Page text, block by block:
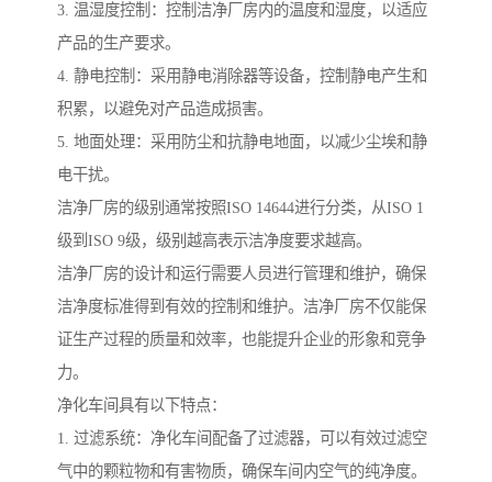
3. 温湿度控制：控制洁净厂房内的温度和湿度，以适应
产品的生产要求。
4. 静电控制：采用静电消除器等设备，控制静电产生和
积累，以避免对产品造成损害。
5. 地面处理：采用防尘和抗静电地面，以减少尘埃和静
电干扰。
洁净厂房的级别通常按照ISO 14644进行分类，从ISO 1
级到ISO 9级，级别越高表示洁净度要求越高。
洁净厂房的设计和运行需要人员进行管理和维护，确保
洁净度标准得到有效的控制和维护。洁净厂房不仅能保
证生产过程的质量和效率，也能提升企业的形象和竞争
力。
净化车间具有以下特点：
1. 过滤系统：净化车间配备了过滤器，可以有效过滤空
气中的颗粒物和有害物质，确保车间内空气的纯净度。